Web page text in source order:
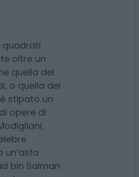
quadrati
oltre un
quella del
o quella dei
stipato un
opere di